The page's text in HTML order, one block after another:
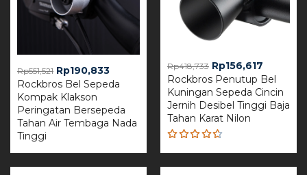
Rp551,521 Original
price
was:
Rp551,521.
Rp190,833Current
price
Rp190,833.
Rockbros Bel Sepeda
Kompak Klakson
Peringatan Bersepeda
Tahan Air Tembaga Nada
Tinggi
Rp418,733 Original
price
was:
Rp418,733.
Rp156,617
price
is:
Rockbros Penutup Bel
Kuningan Sepeda Cincin
Jernih Desibel Tinggi Baja
Tahan Karat Nilon
Rated
4.60